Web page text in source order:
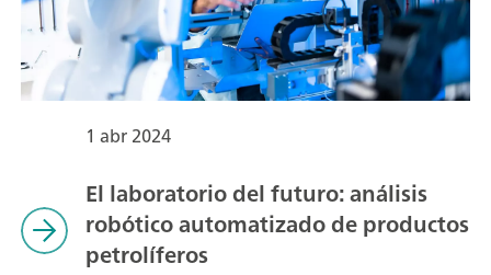
1 abr 2024
El laboratorio del futuro: análisis
robótico automatizado de productos
petrolíferos